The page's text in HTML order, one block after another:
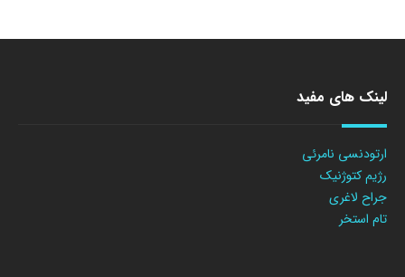
لینک های مفید
ارتودنسی نامرئی
رژیم کتوژنیک
جراح لاغری
تام استخر